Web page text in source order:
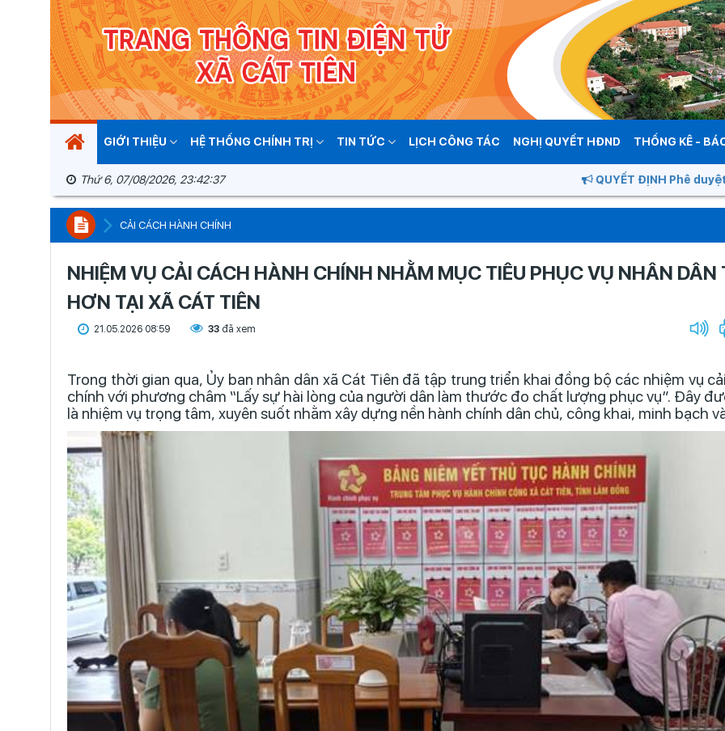
GIỚI THIỆU HỆ THỐNG CHÍNH TRỊ TIN TỨC LỊCH CÔNG TÁC NGHỊ QUYẾT HĐND THỐNG KÊ -
Thứ 6, 07/08/2026, 23:42:38 QUYẾT ĐỊNH Phê duyệt quy
CẢI CÁCH HÀNH CHÍNH
NHIỆM VỤ CẢI CÁCH HÀNH CHÍNH NHẰM MỤC TIÊU PHỤC VỤ NHÂN DÂN
HƠN TẠI XÃ CÁT TIÊN
21.05.2026 08:59 33 đã xem
Trong thời gian qua, Ủy ban nhân dân xã Cát Tiên đã tập trung triển khai đồng bộ các nhiệm vụ
chính với phương châm “Lấy sự hài lòng của người dân làm thước đo chất lượng phục vụ”. Đây
là nhiệm vụ trọng tâm, xuyên suốt nhằm xây dựng nền hành chính dân chủ, công khai, minh bạch